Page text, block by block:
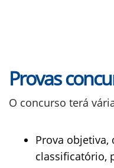
Provas
O concurso terá
Prova
classificatório,